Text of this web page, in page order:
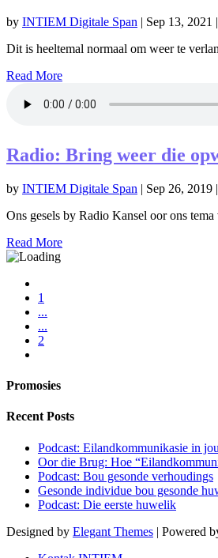
by INTIEM Digitale Span | Sep 13, 2021 |
Dit is heeltemal normaal om weer te
Read More
Radio: Bring weer die
by INTIEM Digitale Span | Sep 26, 2019 |
Ons gesels by Radio Kansel oor ons
Read More
1
...
...
2
Promosies
Recent Posts
Podcast: Eilandkommunikasie in
Oor die Brug: Hoe
Podcast: Bou gesonde verhoudings
Gesonde individue bou gesonde
Podcast: Die eerste huwelik
Designed by Elegant Themes | Powered